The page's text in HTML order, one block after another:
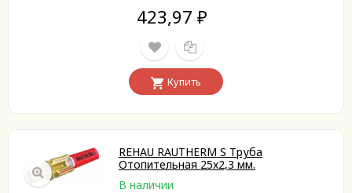
423,97 ₽
Купить
REHAU RAUTHERM S Труба
Отопительная 25х2,3 мм.
В наличии